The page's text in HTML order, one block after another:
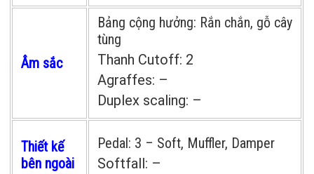
Âm sắc
Bảng cộng hưởng: Rắn chắn, gỗ cây
tùng
Thanh Cutoff: 2
Agraffes: –
Duplex scaling: –
Thiết kế
bên ngoài
Pedal: 3 – Soft, Muffler, Damper
Softfall: –